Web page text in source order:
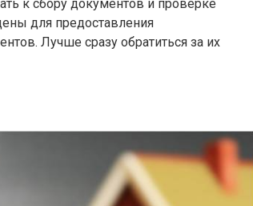
к сбору документов и проверке
для предоставления
Лучше сразу обратиться за их